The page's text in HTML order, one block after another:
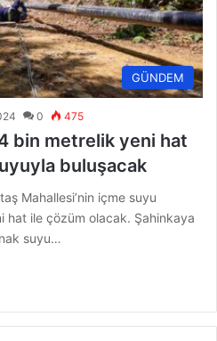
GÜNDEM
0 475
bin metrelik yeni hat
buluşacak
Mahallesi’nin içme suyu
hat ile çözüm olacak. Şahinkaya
suyu…